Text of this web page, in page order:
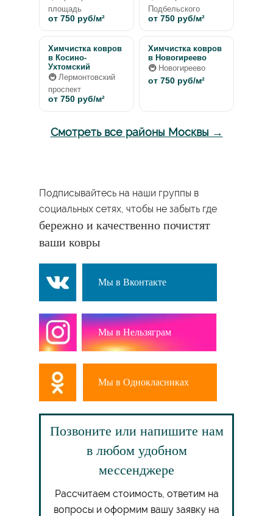
площадь
от 750 руб/м²
Подбельского
от 750 руб/м²
Химчистка ковров
в Косино-
Ухтомский
🚇 Лермонтовский
проспект
от 750 руб/м²
Химчистка ковров
в Новогиреево
🚇 Новогиреево
от 750 руб/м²
Смотреть все районы Москвы →
Подписывайтесь на наши группы в
социальных сетях, чтобы не забыть где
бережно и качественно почистят
ваши ковры
Мы в Вконтакте
Мы в Нельзяграм
Мы в Однокласниках
Позвоните или напишите нам
в любом удобном
мессенджере
Рассчитаем стоимость, ответим на
вопросы и оформим вашу заявку на